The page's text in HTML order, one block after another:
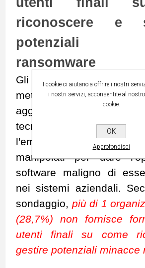
riconoscere e
potenziali
ransomware
Gli utenti finali
metodi di ingresso più
aggressori di
tecniche di ingegneria
l'email phishing, gli utenti
manipolati per dare
software maligno di
nei sistemi aziendali.
sondaggio, più di 1
(28,7%) non fornisce
utenti finali su come
gestire potenziali minacce
I cookie ci aiutano a offrire i nostri
i nostri servizi, acconsentite al
cookie.
OK
Approfondisci